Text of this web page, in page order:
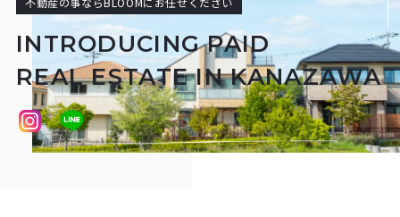
INTRODUCING PAID
REAL ESTATE IN KANAZAWA